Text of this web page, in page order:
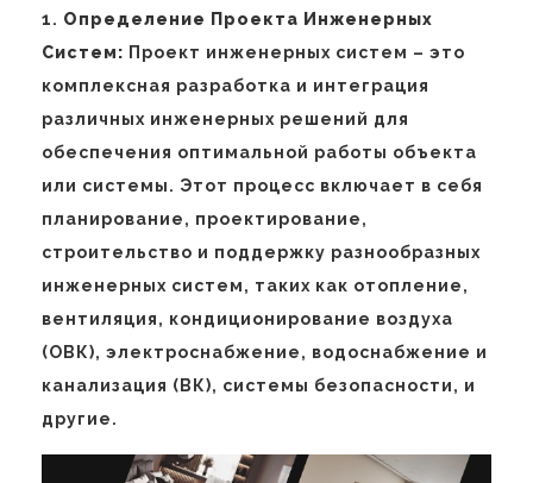
1. Определение Проекта Инженерных
Систем: Проект инженерных систем – это
комплексная разработка и интеграция
различных инженерных решений для
обеспечения оптимальной работы объекта
или системы. Этот процесс включает в себя
планирование, проектирование,
строительство и поддержку разнообразных
инженерных систем, таких как отопление,
вентиляция, кондиционирование воздуха
(ОВК), электроснабжение, водоснабжение и
канализация (ВК), системы безопасности, и
другие.